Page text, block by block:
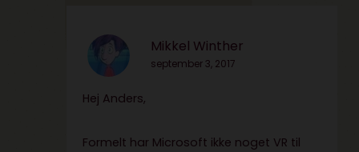
Mikkel Winther
september 3, 2017
Hej Anders,
Formelt har Microsoft ikke noget VR til